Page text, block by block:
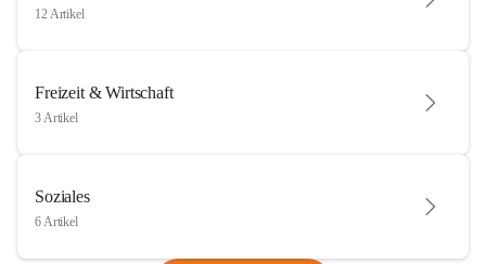
12 Artikel
Freizeit & Wirtschaft
3 Artikel
Soziales
6 Artikel